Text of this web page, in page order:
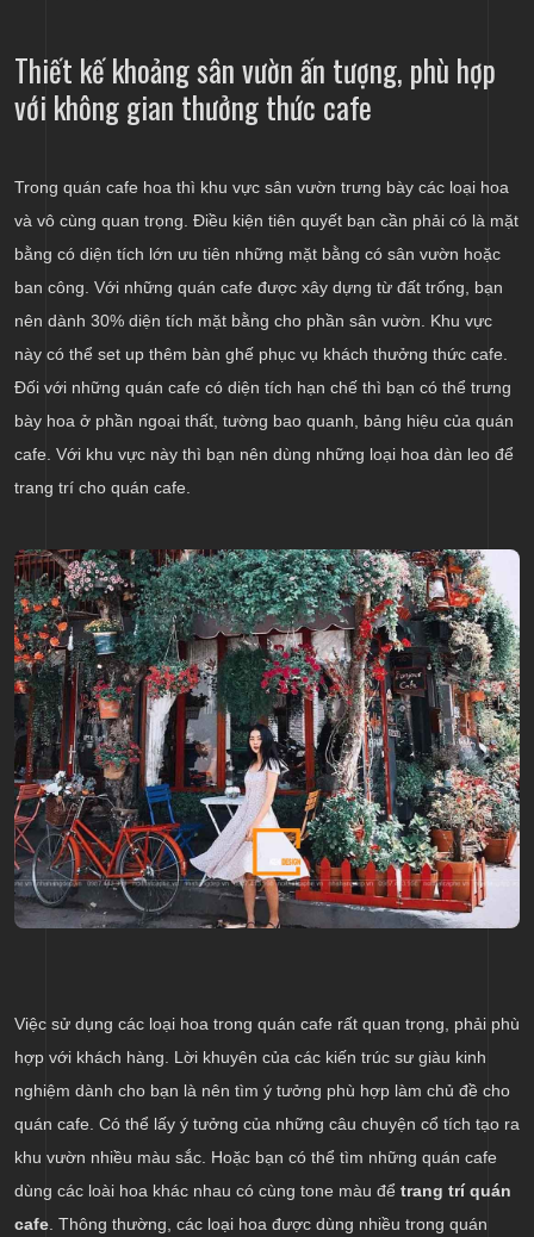
Thiết kế khoảng sân vườn ấn tượng, phù hợp
với không gian thưởng thức cafe
Trong quán cafe hoa thì khu vực sân vườn trưng bày các loại hoa
và vô cùng quan trọng. Điều kiện tiên quyết bạn cần phải có là mặt
bằng có diện tích lớn ưu tiên những mặt bằng có sân vườn hoặc
ban công. Với những quán cafe được xây dựng từ đất trống, bạn
nên dành 30% diện tích mặt bằng cho phần sân vườn. Khu vực
này có thể set up thêm bàn ghế phục vụ khách thưởng thức cafe.
Đối với những quán cafe có diện tích hạn chế thì bạn có thể trưng
bày hoa ở phần ngoại thất, tường bao quanh, bảng hiệu của quán
cafe. Với khu vực này thì bạn nên dùng những loại hoa dàn leo để
trang trí cho quán cafe.
Việc sử dụng các loại hoa trong quán cafe rất quan trọng, phải phù
hợp với khách hàng. Lời khuyên của các kiến trúc sư giàu kinh
nghiệm dành cho bạn là nên tìm ý tưởng phù hợp làm chủ đề cho
quán cafe. Có thể lấy ý tưởng của những câu chuyện cổ tích tạo ra
khu vườn nhiều màu sắc. Hoặc bạn có thể tìm những quán cafe
dùng các loài hoa khác nhau có cùng tone màu để trang trí quán
cafe . Thông thường, các loại hoa được dùng nhiều trong quán